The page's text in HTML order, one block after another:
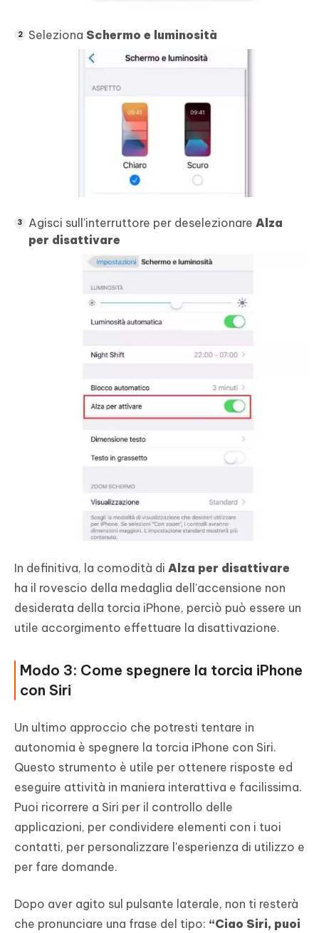
Seleziona Schermo e luminosità
Agisci sull'interruttore per deselezionare Alza
per disattivare
In definitiva, la comodità di Alza per disattivare
ha il rovescio della medaglia dell'accensione non
desiderata della torcia iPhone, perciò può essere un
utile accorgimento effettuare la disattivazione.
Modo 3: Come spegnere la torcia iPhone
con Siri
Un ultimo approccio che potresti tentare in
autonomia è spegnere la torcia iPhone con Siri.
Questo strumento è utile per ottenere risposte ed
eseguire attività in maniera interattiva e facilissima.
Puoi ricorrere a Siri per il controllo delle
applicazioni, per condividere elementi con i tuoi
contatti, per personalizzare l'esperienza di utilizzo e
per fare domande.
Dopo aver agito sul pulsante laterale, non ti resterà
che pronunciare una frase del tipo: “Ciao Siri, puoi